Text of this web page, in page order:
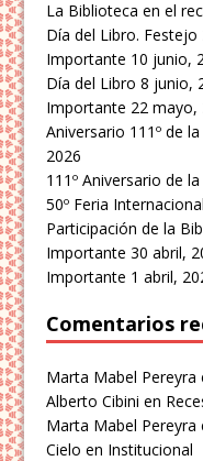
La Biblioteca en el
Día del Libro. Festejo
Importante 10 junio,
Día del Libro 8 junio,
Importante 22 mayo,
Aniversario 111º de
2026
111º Aniversario de
50º Feria
Participación de la
Importante 30 abril,
Importante 1 abril,
Comentarios
Marta Mabel Pereyra
Alberto Cibini en
Marta Mabel Pereyra
Cielo en Institucional